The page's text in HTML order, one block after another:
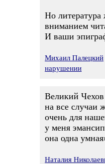
Но литература
вниманием
И ваши
Михаил Палецкий
нарушении
Великий
на все случаи
очень для
у меня
она одна
Наталия